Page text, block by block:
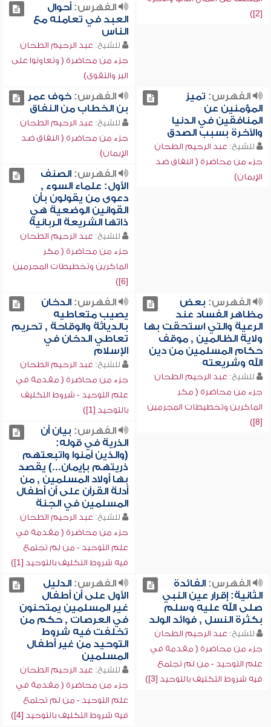
[2])
الفهرس:أحوال
العبد في تعامله مع
الناس
للشيخ: عبد الرحيم الطحان
جزء من محاضرة ( وتعاونوا على
البر والتقوى)
الفهرس: تميز
المؤمنين عن
المنافقين في الدنيا
والآخرة بسبب الصدق
للشيخ: عبد الرحيم الطحان
جزء من محاضرة ( النفاق ضد
الإيمان)
الفهرس:خوف عمر
بن الخطاب من النفاق
للشيخ: عبد الرحيم الطحان
جزء من محاضرة ( النفاق ضد
الإيمان)
الفهرس:الصنف
الأول: علماء السوء ,
دعوى من يقولون بأن
القوانين الوضعية هي
ذاتها الشريعة الربانية
للشيخ: عبد الرحيم الطحان
جزء من محاضرة ( مكر
الماكرين وتخطيطات المجرمين
[6])
الفهرس: بعض
مظاهر الفساد عند
الرعية والتي استحقت بها
ولاية الظالمين , موقف
حكام المسلمين من دين
الله وشريعته
للشيخ: عبد الرحيم الطحان
جزء من محاضرة ( مكر
الماكرين وتخطيطات المجرمين
[8])
الفهرس:الدخان
يصيب متعاطيه
بالدياثة والوقاحة , تحريم
تعاطي الدخان في
الإسلام
للشيخ: عبد الرحيم الطحان
جزء من محاضرة ( مقدمة في
علم التوحيد - شروط التكليف
بالتوحيد [1])
الفهرس: بيان أن
الذرية في قوله:
(والذين آمنوا واتبعتهم
ذريتهم بإيمان...) يقصد
بها أولاد المسلمين , من
أدلة القرآن على أن أطفال
المسلمين في الجنة
للشيخ: عبد الرحيم الطحان
جزء من محاضرة ( مقدمة في
علم التوحيد - من لم تجتمع
فيه شروط التكليف بالتوحيد [1])
الفهرس:الفائدة
الثانية: إقرار عين النبي
صلى الله عليه وسلم
بكثرة النسل , فوائد الولد
للشيخ: عبد الرحيم الطحان
جزء من محاضرة ( مقدمة في
علم التوحيد - من لم تجتمع
فيه شروط التكليف بالتوحيد [3])
الفهرس:الدليل
الأول على أن أطفال
غير المسلمين يمتحنون
في العرصات , حكم من
تخلفت فيه شروط
التوحيد من غير أطفال
المسلمين
للشيخ: عبد الرحيم الطحان
جزء من محاضرة ( مقدمة في
علم التوحيد - من لم تجتمع
فيه شروط التكليف بالتوحيد [4])